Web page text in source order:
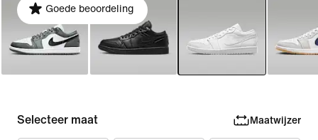
Goede beoordeling
Selecteer maat Maatwijzer